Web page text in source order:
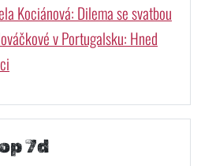
Kociánová: Dilema se svatbou
v Portugalsku: Hned
7d